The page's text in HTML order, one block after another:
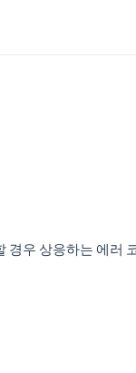
경우 상응하는 에러